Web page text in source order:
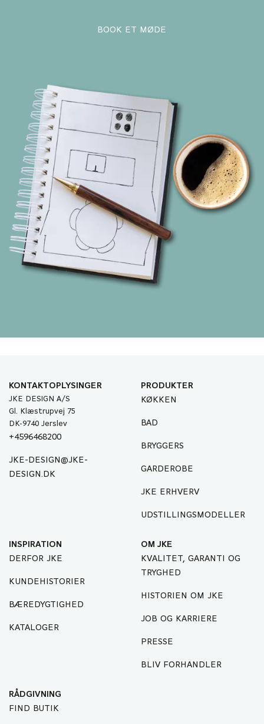
BOOK ET MØDE
KONTAKTOPLYSINGER
JKE DESIGN A/S
Gl. Klæstrupvej 75
DK-9740 Jerslev
+4596468200
JKE-DESIGN@JKE-
DESIGN.DK
PRODUKTER
KØKKEN
BAD
BRYGGERS
GARDEROBE
JKE ERHVERV
UDSTILLINGSMODELLER
INSPIRATION
DERFOR JKE
KUNDEHISTORIER
BÆREDYGTIGHED
KATALOGER
OM JKE
KVALITET, GARANTI OG
TRYGHED
HISTORIEN OM JKE
JOB OG KARRIERE
PRESSE
BLIV FORHANDLER
RÅDGIVNING
FIND BUTIK